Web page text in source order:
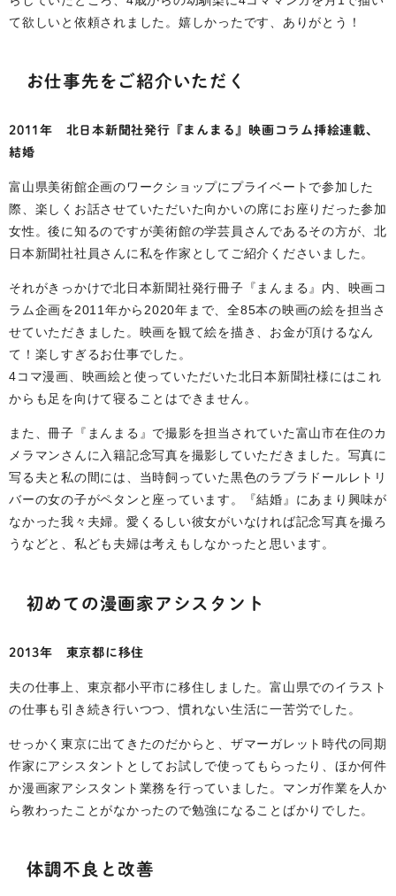
て欲しいと依頼されました。嬉しかったです、ありがとう！
お仕事先をご紹介いただく
2011年 北日本新聞社発行『まんまる』映画コラム挿絵連載、
結婚
富山県美術館企画のワークショップにプライベートで参加した
際、楽しくお話させていただいた向かいの席にお座りだった参加
女性。後に知るのですが美術館の学芸員さんであるその方が、北
日本新聞社社員さんに私を作家としてご紹介くださいました。
それがきっかけで北日本新聞社発行冊子『まんまる』内、映画コ
ラム企画を2011年から2020年まで、全85本の映画の絵を担当さ
せていただきました。映画を観て絵を描き、お金が頂けるなん
て！楽しすぎるお仕事でした。
4コマ漫画、映画絵と使っていただいた北日本新聞社様にはこれ
からも足を向けて寝ることはできません。
また、冊子『まんまる』で撮影を担当されていた富山市在住のカ
メラマンさんに入籍記念写真を撮影していただきました。写真に
写る夫と私の間には、当時飼っていた黒色のラブラドールレトリ
バーの女の子がペタンと座っています。『結婚』にあまり興味が
なかった我々夫婦。愛くるしい彼女がいなければ記念写真を撮ろ
うなどと、私ども夫婦は考えもしなかったと思います。
初めての漫画家アシスタント
2013年 東京都に移住
夫の仕事上、東京都小平市に移住しました。富山県でのイラスト
の仕事も引き続き行いつつ、慣れない生活に一苦労でした。
せっかく東京に出てきたのだからと、ザマーガレット時代の同期
作家にアシスタントとしてお試しで使ってもらったり、ほか何件
か漫画家アシスタント業務を行っていました。マンガ作業を人か
ら教わったことがなかったので勉強になることばかりでした。
体調不良と改善